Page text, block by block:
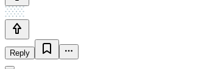
Reply